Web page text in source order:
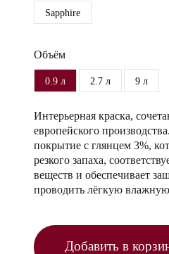
Sapphire
Объём
0.9 л 2.7 л 9 л
Интерьерная краска,
европейского
покрытие с глянцем 3%,
резкого запаха,
веществ и обеспечивает
проводить лёгкую
Добавить в